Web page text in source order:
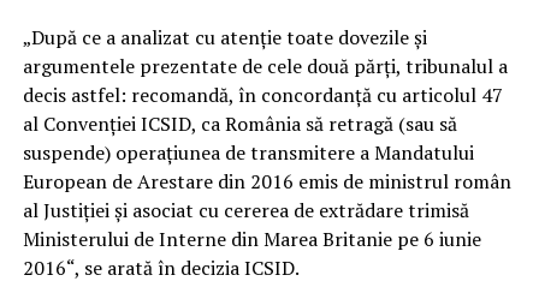
„După ce a analizat cu atenţie toate dovezile şi
argumentele prezentate de cele două părţi, tribunalul a
decis astfel: recomandă, în concordanţă cu articolul 47
al Convenţiei ICSID, ca România să retragă (sau să
suspende) operaţiunea de transmitere a Mandatului
European de Arestare din 2016 emis de ministrul român
al Justiţiei şi asociat cu cererea de extrădare trimisă
Ministerului de Interne din Marea Britanie pe 6 iunie
2016“, se arată în decizia ICSID.